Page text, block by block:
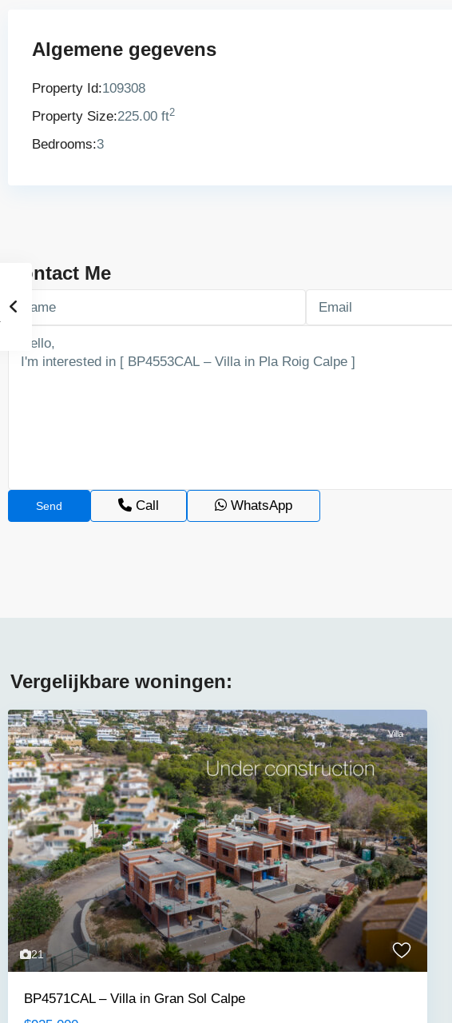
Algemene gegevens
Property Id:109308
Property Size:225.00 ft2
Bedrooms:3
Contact Me
Call WhatsApp
Vergelijkbare woningen:
21
Villa
BP4571CAL – Villa in Gran Sol Calpe